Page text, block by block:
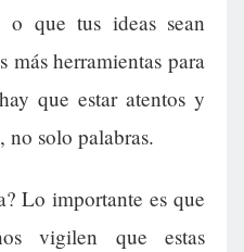
o que tus ideas sean
más herramientas para
que estar atentos y
no solo palabras.
Lo importante es que
vigilen que estas